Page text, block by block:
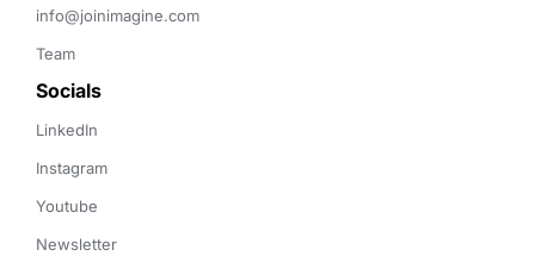
info@joinimagine.com
Team
Socials
LinkedIn
Instagram
Youtube
Newsletter